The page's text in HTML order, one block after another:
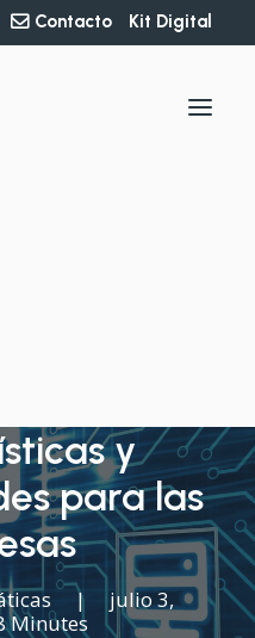
Contacto Kit Digital
Qué es,
y
para las
|
julio 3,
Minutes